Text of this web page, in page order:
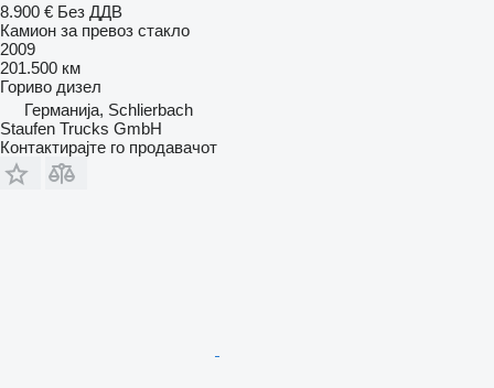
8.900 € Без ДДВ
Камион за превоз стакло
2009
201.500 км
Гориво дизел
Германија, Schlierbach
Staufen Trucks GmbH
Контактирајте го продавачот